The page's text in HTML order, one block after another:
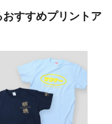
すすめプリントア